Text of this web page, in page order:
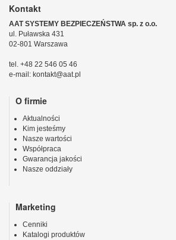
Kontakt
AAT SYSTEMY BEZPIECZEŃSTWA sp. z o.o.
ul. Puławska 431
02-801 Warszawa
tel. +48 22 546 05 46
e-mail: kontakt@aat.pl
O firmie
Aktualności
Kim jesteśmy
Nasze wartości
Współpraca
Gwarancja jakości
Nasze oddziały
Marketing
Cenniki
Katalogi produktów